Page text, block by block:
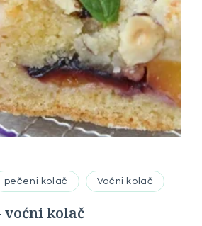
pečeni kolač Voćni kolač
voćni kolač